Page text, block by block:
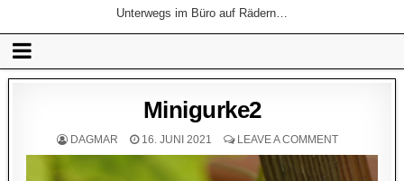
Unterwegs im Büro auf Rädern…
Minigurke2
DAGMAR 16. JUNI 2021 LEAVE A COMMENT